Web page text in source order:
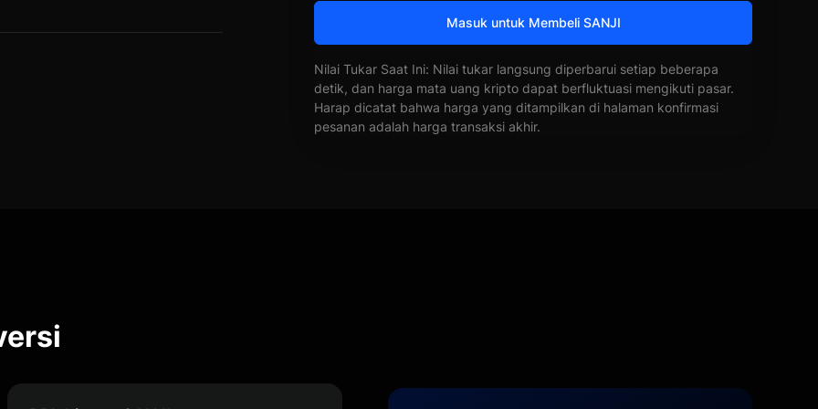
Masuk untuk Membeli SANJI
Nilai Tukar Saat Ini: Nilai tukar langsung diperbarui setiap beberapa
detik, dan harga mata uang kripto dapat berfluktuasi mengikuti pasar.
Harap dicatat bahwa harga yang ditampilkan di halaman konfirmasi
pesanan adalah harga transaksi akhir.